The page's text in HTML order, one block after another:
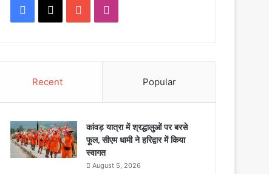
Facebook
X YouTube
Recent Popular
कांवड़ यात्रा में श्रद्धालुओं पर बरसे
फूल, सीएम धामी ने हरिद्वार में किया
स्वागत
August 5, 2026